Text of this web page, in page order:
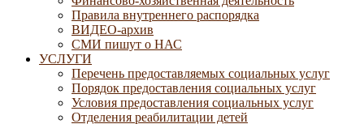
Правила внутреннего распорядка
ВИДЕО-архив
СМИ пишут о НАС
УСЛУГИ
Перечень предоставляемых социальных услуг
Порядок предоставления социальных услуг
Условия предоставления социальных услуг
Отделения реабилитации детей